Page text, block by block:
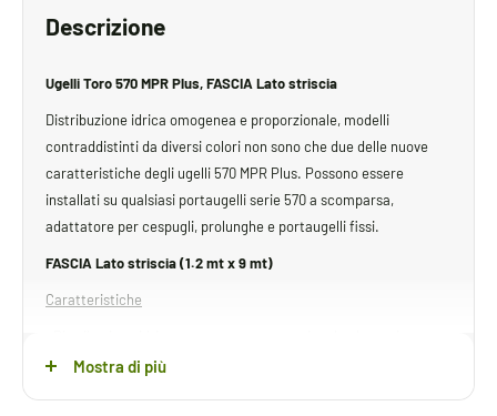
Descrizione
Ugelli Toro 570 MPR Plus, FASCIA Lato striscia
Distribuzione idrica omogenea e proporzionale, modelli
contraddistinti da diversi colori non sono che due delle nuove
caratteristiche degli ugelli 570 MPR Plus. Possono essere
installati su qualsiasi portaugelli serie 570 a scomparsa,
adattatore per cespugli, prolunghe e portaugelli fissi.
FASCIA Lato striscia (1.2 mt x 9 mt)
Caratteristiche
tutti gli ugelli (qualsiasi sia l’angolo di lavoro e la gittata
Mostra di più